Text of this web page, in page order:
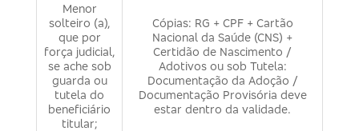
Menor
solteiro (a),
que por
força judicial,
se ache sob
guarda ou
tutela do
beneficiário
titular;
Cópias: RG + CPF + Cartão
Nacional da Saúde (CNS) +
Certidão de Nascimento /
Adotivos ou sob Tutela:
Documentação da Adoção /
Documentação Provisória deve
estar dentro da validade.